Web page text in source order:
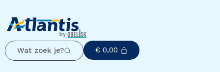
Wat zoek je? € 0,00